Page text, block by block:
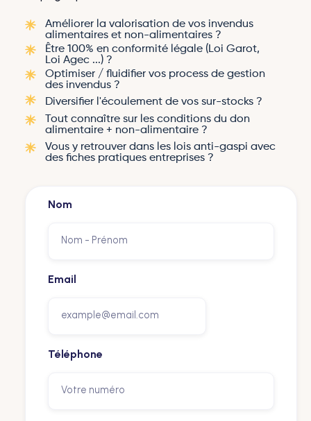
Améliorer la valorisation de vos invendus
alimentaires et non-alimentaires ?
Être 100% en conformité légale (Loi Garot,
Loi Agec ...) ?
Optimiser / fluidifier vos process de gestion
des invendus ?
Diversifier l'écoulement de vos sur-stocks ?
Tout connaître sur les conditions du don
alimentaire + non-alimentaire ?
Vous y retrouver dans les lois anti-gaspi avec
des fiches pratiques entreprises ?
Nom
Email
Téléphone